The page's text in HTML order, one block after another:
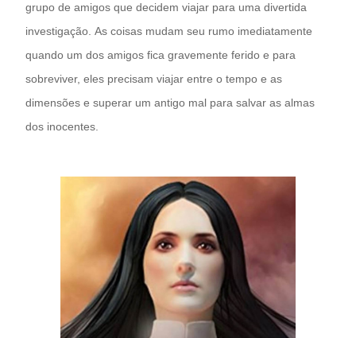
grupo de amigos que decidem viajar para uma divertida
investigação. As coisas mudam seu rumo imediatamente
quando um dos amigos fica gravemente ferido e para
sobreviver, eles precisam viajar entre o tempo e as
dimensões e superar um antigo mal para salvar as almas
dos inocentes.